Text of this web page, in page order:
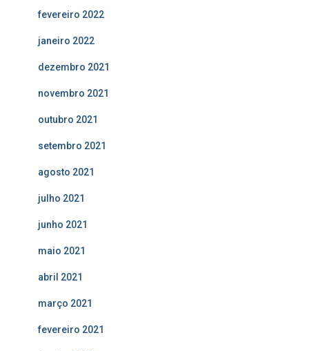
fevereiro 2022
janeiro 2022
dezembro 2021
novembro 2021
outubro 2021
setembro 2021
agosto 2021
julho 2021
junho 2021
maio 2021
abril 2021
março 2021
fevereiro 2021